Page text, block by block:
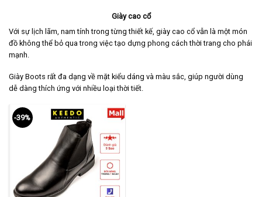
Giày cao cổ
Với sự lịch lãm, nam tính trong từng thiết kế, giày cao cổ vẫn là một món
đồ không thể bỏ qua trong việc tạo dựng phong cách thời trang cho phái
mạnh.
Giày Boots rất đa dạng về mặt kiểu dáng và màu sắc, giúp người dùng
dễ dàng thích ứng với nhiều loại thời tiết.
-39%